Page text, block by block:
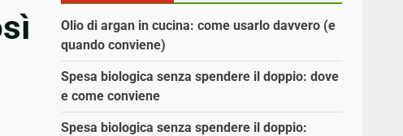
Olio di argan in cucina: come usarlo davvero (e
quando conviene)
Spesa biologica senza spendere il doppio: dove
e come conviene
Spesa biologica senza spendere il doppio: